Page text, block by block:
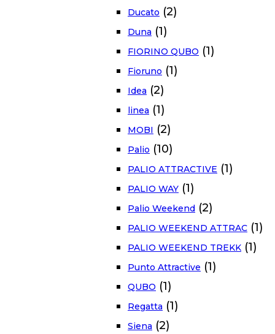
Ducato (2)
Duna (1)
FIORINO QUBO (1)
Fioruno (1)
Idea (2)
linea (1)
MOBI (2)
Palio (10)
PALIO ATTRACTIVE (1)
PALIO WAY (1)
Palio Weekend (2)
PALIO WEEKEND ATTRAC (1)
PALIO WEEKEND TREKK (1)
Punto Attractive (1)
QUBO (1)
Regatta (1)
Siena (2)